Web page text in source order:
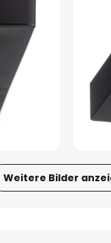
Weitere Bilder